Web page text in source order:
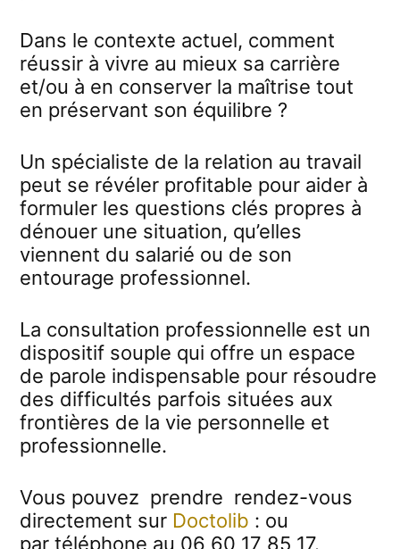
Dans le contexte actuel, comment
réussir à vivre au mieux sa carrière
et/ou à en conserver la maîtrise tout
en préservant son équilibre ?
Un spécialiste de la relation au travail
peut se révéler profitable pour aider à
formuler les questions clés propres à
dénouer une situation, qu’elles
viennent du salarié ou de son
entourage professionnel.
La consultation professionnelle est un
dispositif souple qui offre un espace
de parole indispensable pour résoudre
des difficultés parfois situées aux
frontières de la vie personnelle et
professionnelle.
Vous pouvez prendre rendez-vous
directement sur Doctolib : ou
par téléphone au 06 60 17 85 17.